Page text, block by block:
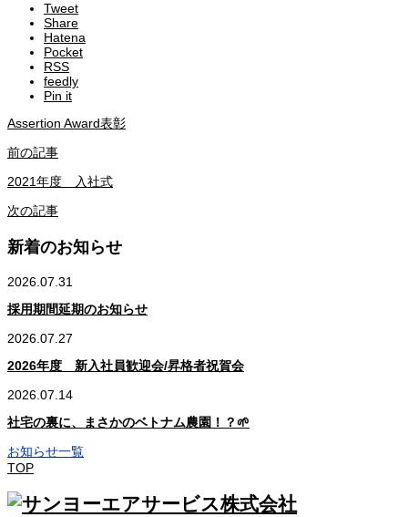
Tweet
Share
Hatena
Pocket
RSS
feedly
Pin it
Assertion Award表彰
前の記事
2021年度 入社式
次の記事
新着のお知らせ
2026.07.31
採用期間延期のお知らせ
2026.07.27
2026年度 新入社員歓迎会/昇格者祝賀会
2026.07.14
社宅の裏に、まさかのベトナム農園！？🌱
お知らせ一覧
TOP